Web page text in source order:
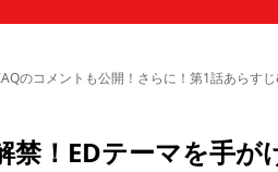
のコメントも公開！さらに！第1話あらす
禁！EDテーマを手が